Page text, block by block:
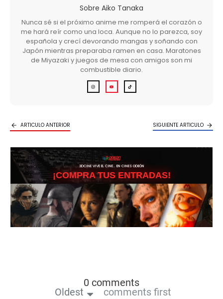
Sobre Aiko Tanaka
Nunca sé si el próximo anime me romperá el corazón o
me hará reír como una loca. Aunque no lo parezca, soy
española y crecí devorando mangas y soñando con
Japón mientras preparaba ramen en casa. Maratones
de Miyazaki y juegos de mesa con amigos son mi
combustible diario.
ARTICULO ANTERIOR SIGUIENTE ARTICULO
3DCINE VIVE EL CINE… EN CINES ODEÓN
¡COMPRA TUS ENTRADAS!
0 comments
Oldest comments first